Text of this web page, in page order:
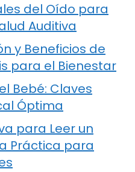
del Oído para
Auditiva
y Beneficios de
para el Bienestar
Bebé: Claves
Óptima
para Leer un
Práctica para